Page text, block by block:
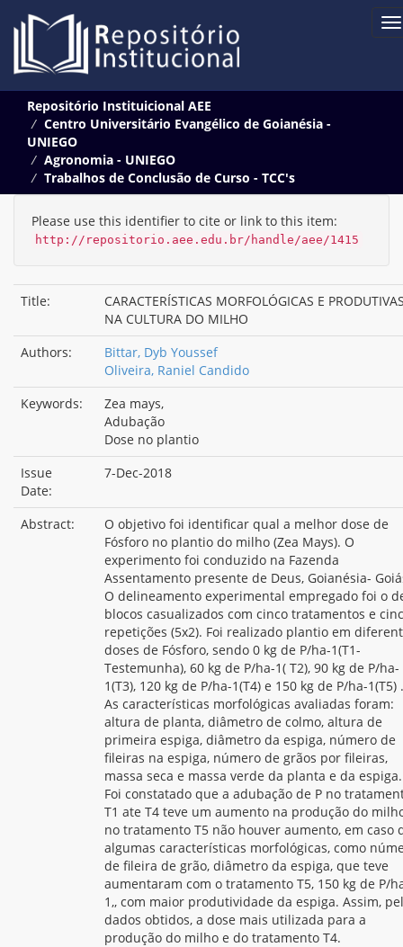
navigation
Repositório Instituicional AEE
Centro Universitário Evangélico de Goianésia -
UNIEGO
Agronomia - UNIEGO
Trabalhos de Conclusão de Curso - TCC's
Please use this identifier to cite or link to this item:
http://repositorio.aee.edu.br/handle/aee/1415
Title:
CARACTERÍSTICAS MORFOLÓGICAS E
NA CULTURA DO MILHO
Authors:
Bittar, Dyb Youssef
Oliveira, Raniel Candido
Keywords:
Zea mays,
Adubação
Dose no plantio
Issue
Date:
7-Dec-2018
Abstract:
O objetivo foi identificar qual a melhor dose de
Fósforo no plantio do milho (Zea Mays). O
experimento foi conduzido na Fazenda
Assentamento presente de Deus, Goianésia-
O delineamento experimental empregado foi o
blocos casualizados com cinco tratamentos e
repetições (5x2). Foi realizado plantio em
doses de Fósforo, sendo 0 kg de P/ha-1(T1-
Testemunha), 60 kg de P/ha-1( T2), 90 kg de P/ha-
1(T3), 120 kg de P/ha-1(T4) e 150 kg de P/ha-1(T5) .
As características morfológicas avaliadas foram:
altura de planta, diâmetro de colmo, altura de
primeira espiga, diâmetro da espiga, número de
fileiras na espiga, número de grãos por fileiras,
massa seca e massa verde da planta e da espiga.
Foi constatado que a adubação de P no
T1 ate T4 teve um aumento na produção do
no tratamento T5 não houver aumento, em caso
algumas características morfológicas, como
de fileira de grão, diâmetro da espiga, que teve
aumentaram com o tratamento T5, 150 kg de P/
1,, com maior produtividade da espiga. Assim,
dados obtidos, a dose mais utilizada para a
produção do milho e do tratamento T4.